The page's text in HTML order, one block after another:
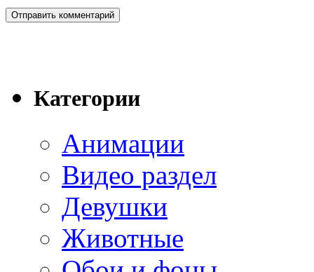
Категории
Анимации
Видео раздел
Девушки
Животные